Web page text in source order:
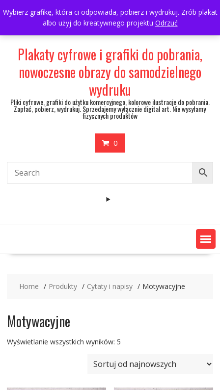
Wybierz grafikę, która ci odpowiada, pobierz i wydrukuj. Zrób plakat
albo użyj do kreatywnego projektu Odrzuć
to
697063361
walulik@gmail.com
My Account
Plakaty cyfrowe i grafiki do pobrania,
nowoczesne obrazy do samodzielnego
wydruku
Pliki cyfrowe, grafiki do użytku komercyjnego, kolorowe ilustracje do pobrania.
Zapłać, pobierz, wydrukuj. Sprzedajemy wyłącznie digital art. Nie wysyłamy
fizycznych produktów
0
Home Produkty Cytaty i napisy Motywacyjne
Motywacyjne
Wyświetlanie wszystkich wyników: 5Posortowane
najnowszych